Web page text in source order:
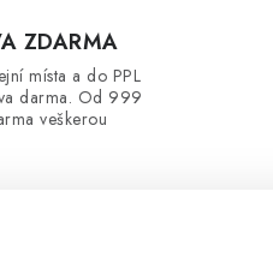
ZDARMA
místa a do PPL
darma. Od 999
veškerou